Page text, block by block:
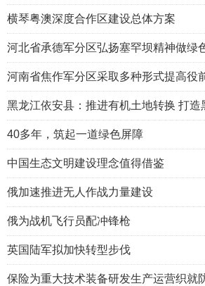
横琴粤澳深度合作区建设总体方案
河北省承德军分区弘扬塞罕坝精神做绿
河南省焦作军分区采取多种形式提高役
黑龙江依安县：推进有机土地转换 打造
40多年，筑起一道绿色屏障
中国生态文明建设理念值得借鉴
俄加速推进无人作战力量建设
俄为战机飞行员配冲锋枪
英国陆军拟加快转型步伐
保险为重大技术装备研发生产运营织就